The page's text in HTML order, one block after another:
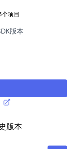
项目
版本
版本